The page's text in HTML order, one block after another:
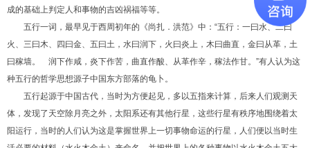
成的基础上判定人和事物的吉凶祸福等等。
五行一词，最早见于西周初年的《尚扎．洪范》中：“五行：一曰水、二曰
火、三曰木、四曰金、五曰土，水曰润下，火曰炎上，木曰曲直，金曰从革，土
曰稼墙。 润下作咸，炎下作苦，曲直作酸、从革作辛，稼法作甘。”有人认为这
种五行的哲学思想源子中国东方部落的龟卜。
五行起源于中国古代，当时为方便起见，多以五指来计算，后来人们观测天
体，发现了天空除月亮之外，太阳系还有其他行星，这些行星有秩序地围绕着太
阳运行，当时的人们认为这是掌握世界上一切事物命运的行星，人们便以当时生